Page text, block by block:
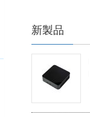
新製品